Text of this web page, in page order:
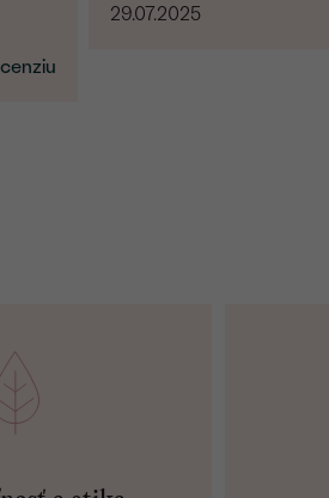
29.07.2025